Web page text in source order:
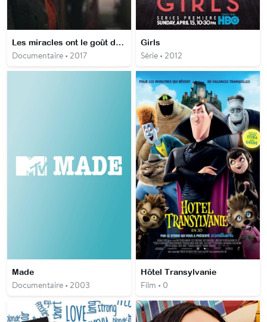
Les miracles ont le goût du ciel
Documentaire • 2017
Girls
Série • 2012
Made
Documentaire • 2003
Hôtel Transylvanie
Film • 0